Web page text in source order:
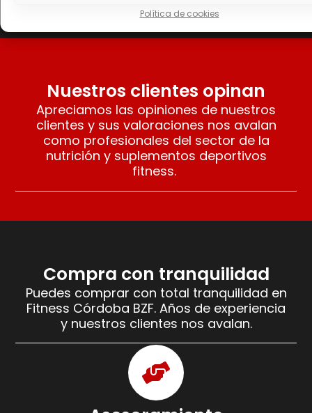
Política de cookies
Nuestros clientes opinan
Apreciamos las opiniones de nuestros
clientes y sus valoraciones nos avalan
como profesionales del sector de la
nutrición y suplementos deportivos
fitness.
Compra con tranquilidad
Puedes comprar con total tranquilidad en
Fitness Córdoba BZF. Años de experiencia
y nuestros clientes nos avalan.